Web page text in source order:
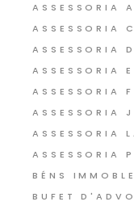
ASSESSORIA
ASSESSORIA
ASSESSORIA
ASSESSORIA
ASSESSORIA
ASSESSORIA
ASSESSORIA
ASSESSORIA
BÉNS
BUFET